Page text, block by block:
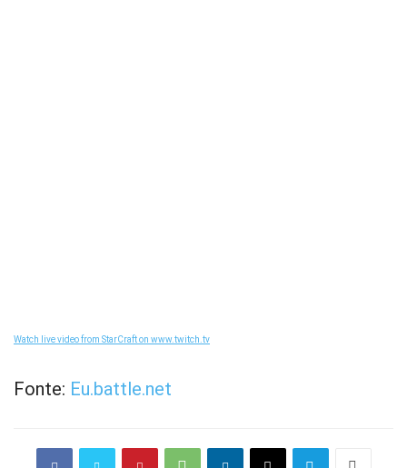
Watch live video from StarCraft on www.twitch.tv
Fonte: Eu.battle.net